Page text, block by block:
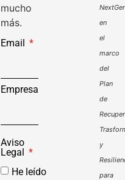
mucho
más.
Email
Empresa
Aviso
Legal
He leído
en
el
marco
del
Plan
de
y
para